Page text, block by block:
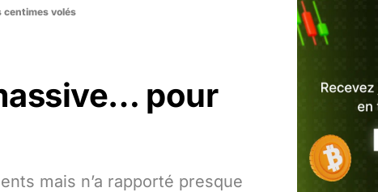
centimes volés
pour
mais n’a rapporté presque